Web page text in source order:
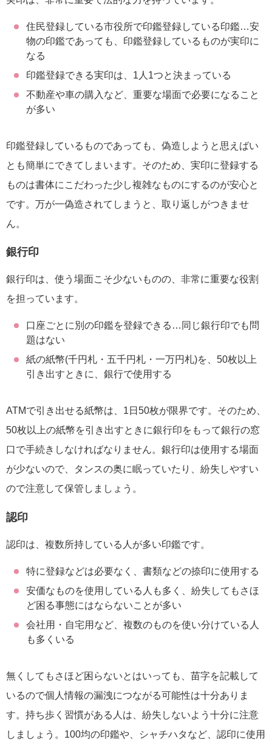
住民登録している市役所で印鑑登録している印鑑…安
物の印鑑であっても、印鑑登録しているものが実印に
なる
印鑑登録できる実印は、1人1つと決まっている
不動産や車の購入など、重要な場面で必要になること
が多い
印鑑登録しているものであっても、偽造しようと思えばい
とも簡単にできてしまいます。そのため、実印に登録する
ものは書体にこだわった少し複雑なものにするのが安心と
です。万が一偽造されてしまうと、取り返しがつきませ
ん。
銀行印
銀行印は、使う場面こそ少ないものの、非常に重要な役割
を担っています。
口座ごとに別の印鑑を登録できる…同じ銀行印でも問
題はない
紙の紙幣(千円札・五千円札・一万円札)を、50枚以上
引き出すときに、銀行で使用する
ATMで引き出せる紙幣は、1日50枚が限界です。そのため、
50枚以上の紙幣を引き出すときに銀行印をもって銀行の窓
口で手続きしなければなりません。銀行印は使用する場面
が少ないので、タンスの奥に眠っていたり、紛失しやすい
ので注意して保管しましょう。
認印
認印は、複数所持している人が多い印鑑です。
特に登録などは必要なく、書類などの捺印に使用する
安価なものを使用している人も多く、紛失してもさほ
ど困る事態にはならないことが多い
会社用・自宅用など、複数のものを使い分けている人
も多くいる
無くしてもさほど困らないとはいっても、苗字を記載して
いるので個人情報の漏洩につながる可能性は十分ありま
す。持ち歩く習慣がある人は、紛失しないよう十分に注意
しましょう。100均の印鑑や、シャチハタなど、認印に使用